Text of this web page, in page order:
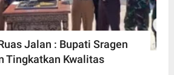
Jalan : Bupati Sragen
Tingkatkan Kwalitas